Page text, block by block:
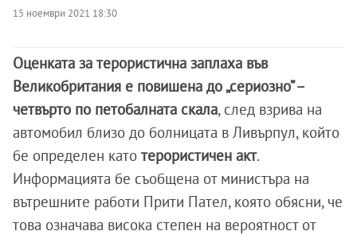
15 ноември 2021 18:30
Оценката за терористична заплаха във
Великобритания е повишена до „сериозно” –
четвърто по петобалната скала, след взрива на
автомобил близо до болницата в Ливърпул, който
бе определен като терористичен акт.
Информацията бе съобщена от министъра на
вътрешните работи Прити Пател, която обясни, че
това означава висока степен на вероятност от